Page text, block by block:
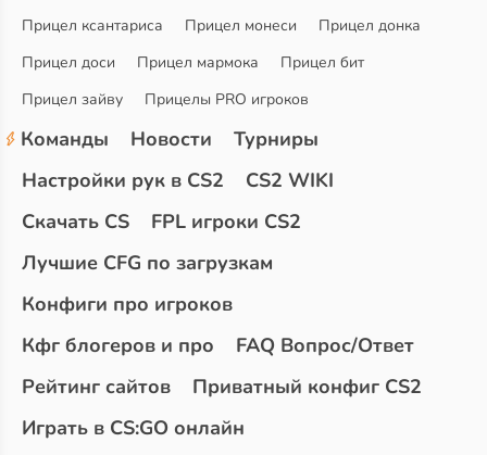
Прицел ксантариса
Прицел монеси
Прицел донка
Прицел доси
Прицел мармока
Прицел бит
Прицел зайву
Прицелы PRO игроков
Команды Новости
Турниры
Настройки рук в CS2
CS2 WIKI
Скачать CS
FPL игроки CS2
Лучшие CFG по загрузкам
Конфиги про игроков
Кфг блогеров и про
FAQ Вопрос/Ответ
Рейтинг сайтов
Приватный конфиг CS2
Играть в CS:GO онлайн